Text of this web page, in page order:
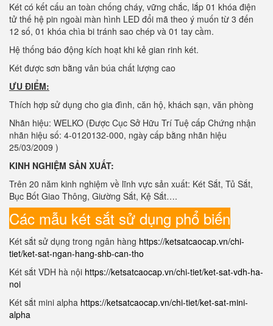
Két có kết cấu an toàn chống cháy, vững chắc, lắp 01 khóa điện
tử thế hệ pin ngoài màn hình LED đổi mã theo ý muốn từ 3 đến
12 số, 01 khóa chìa bi tránh sao chép và 01 tay cầm.
Hệ thống báo động kích hoạt khi kẻ gian rinh két.
Két được sơn bằng vân búa chất lượng cao
ƯU ĐIỂM:
Thích hợp sử dụng cho gia đình, căn hộ, khách sạn, văn phòng
Nhãn hiệu: WELKO (Được Cục Sở Hữu Trí Tuệ cấp Chứng nhận
nhãn hiệu số: 4-0120132-000, ngày cấp bằng nhãn hiệu
25/03/2009 )
KINH NGHIỆM SẢN XUẤT:
Trên 20 năm kinh nghiệm về lĩnh vực sản xuất: Két Sắt, Tủ Sắt,
Bục Bốt Giao Thông, Giường Sắt, Kệ Sắt….
Các mẫu két sắt sử dụng phổ biến
Két sắt sử dụng trong ngân hàng https://ketsatcaocap.vn/chi-
tiet/ket-sat-ngan-hang-shb-can-tho
Két sắt VDH hà nội https://ketsatcaocap.vn/chi-tiet/ket-sat-vdh-ha-
noi
Két sắt mini alpha https://ketsatcaocap.vn/chi-tiet/ket-sat-mini-
alpha